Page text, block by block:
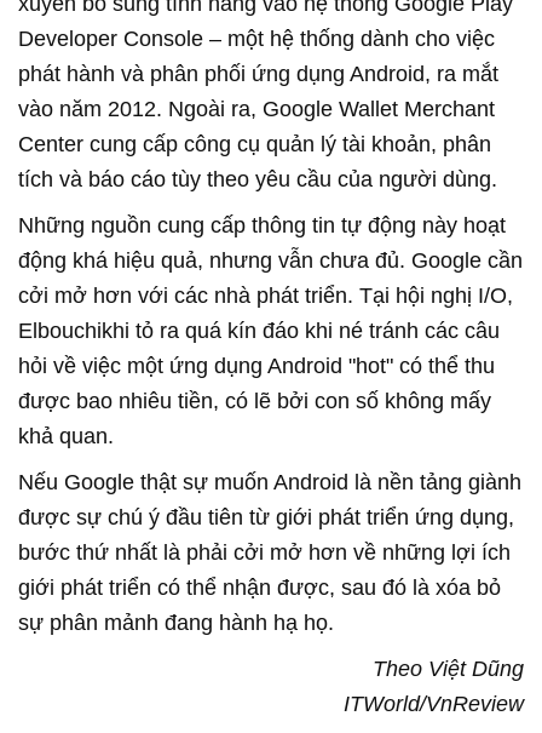
Developer Console – một hệ thống dành cho việc
phát hành và phân phối ứng dụng Android, ra mắt
vào năm 2012. Ngoài ra, Google Wallet Merchant
Center cung cấp công cụ quản lý tài khoản, phân
tích và báo cáo tùy theo yêu cầu của người dùng.
Những nguồn cung cấp thông tin tự động này hoạt
động khá hiệu quả, nhưng vẫn chưa đủ. Google cần
cởi mở hơn với các nhà phát triển. Tại hội nghị I/O,
Elbouchikhi tỏ ra quá kín đáo khi né tránh các câu
hỏi về việc một ứng dụng Android "hot" có thể thu
được bao nhiêu tiền, có lẽ bởi con số không mấy
khả quan.
Nếu Google thật sự muốn Android là nền tảng giành
được sự chú ý đầu tiên từ giới phát triển ứng dụng,
bước thứ nhất là phải cởi mở hơn về những lợi ích
giới phát triển có thể nhận được, sau đó là xóa bỏ
sự phân mảnh đang hành hạ họ.
Theo Việt Dũng
ITWorld/VnReview